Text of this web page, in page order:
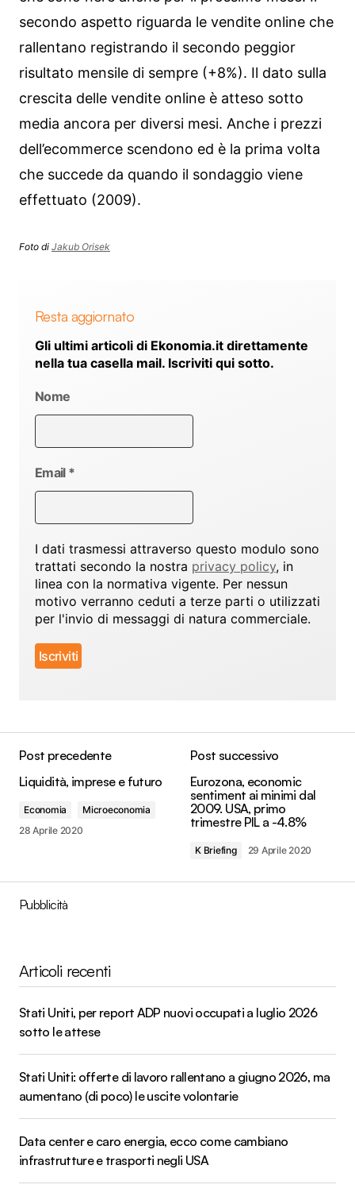
secondo aspetto riguarda le vendite online che
rallentano registrando il secondo peggior
risultato mensile di sempre (+8%). Il dato sulla
crescita delle vendite online è atteso sotto
media ancora per diversi mesi. Anche i prezzi
dell’ecommerce scendono ed è la prima volta
che succede da quando il sondaggio viene
effettuato (2009).
Foto di Jakub Orisek
Resta aggiornato
Gli ultimi articoli di Ekonomia.it direttamente
nella tua casella mail. Iscriviti qui sotto.
Nome
Email *
I dati trasmessi attraverso questo modulo sono
trattati secondo la nostra privacy policy, in
linea con la normativa vigente. Per nessun
motivo verranno ceduti a terze parti o utilizzati
per l'invio di messaggi di natura commerciale.
Post precedente
Liquidità, imprese e futuro
Economia
Microeconomia
28 Aprile 2020
Post successivo
Eurozona, economic
sentiment ai minimi dal
2009. USA, primo
trimestre PIL a -4.8%
K Briefing 29 Aprile 2020
Pubblicità
Articoli recenti
Stati Uniti, per report ADP nuovi occupati a luglio 2026
sotto le attese
Stati Uniti: offerte di lavoro rallentano a giugno 2026, ma
aumentano (di poco) le uscite volontarie
Data center e caro energia, ecco come cambiano
infrastrutture e trasporti negli USA